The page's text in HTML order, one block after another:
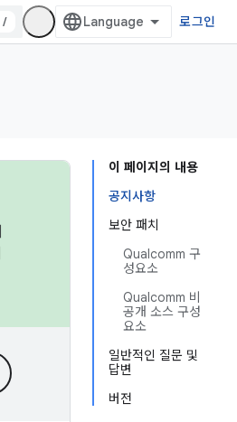
/ 로그인
이 페이지의 내용
공지사항
보안 패치
Qualcomm 구
성요소
Qualcomm 비
공개 소스 구성
요소
일반적인 질문 및
답변
버전